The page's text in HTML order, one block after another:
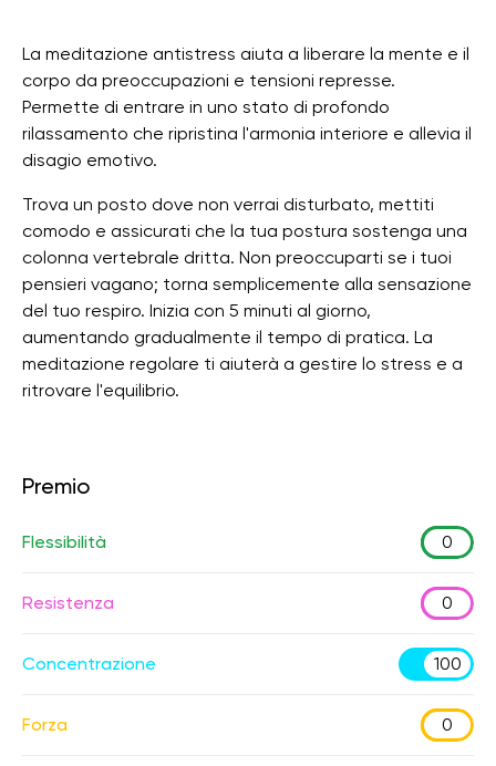
La meditazione antistress aiuta a liberare la mente e il
corpo da preoccupazioni e tensioni represse.
Permette di entrare in uno stato di profondo
rilassamento che ripristina l'armonia interiore e allevia il
disagio emotivo.
Trova un posto dove non verrai disturbato, mettiti
comodo e assicurati che la tua postura sostenga una
colonna vertebrale dritta. Non preoccuparti se i tuoi
pensieri vagano; torna semplicemente alla sensazione
del tuo respiro. Inizia con 5 minuti al giorno,
aumentando gradualmente il tempo di pratica. La
meditazione regolare ti aiuterà a gestire lo stress e a
ritrovare l'equilibrio.
Premio
Flessibilità 0
Resistenza 0
Concentrazione 100
Forza 0